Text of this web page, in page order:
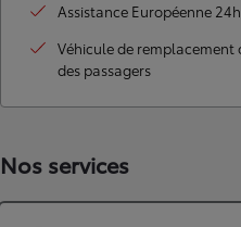
Assistance Européenne
Véhicule de
des passagers
Nos services